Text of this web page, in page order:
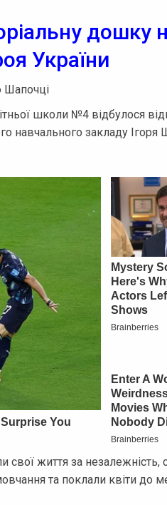
дошку
України
Шапочці
школи №4 відбулося
навчального закладу Ігоря
свої життя за незалежність,
та поклали квіти до